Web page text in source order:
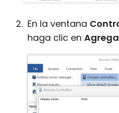
En la ventana
haga clic en